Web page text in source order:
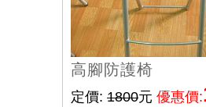
高腳防護椅
定價: 1800元 優惠價: